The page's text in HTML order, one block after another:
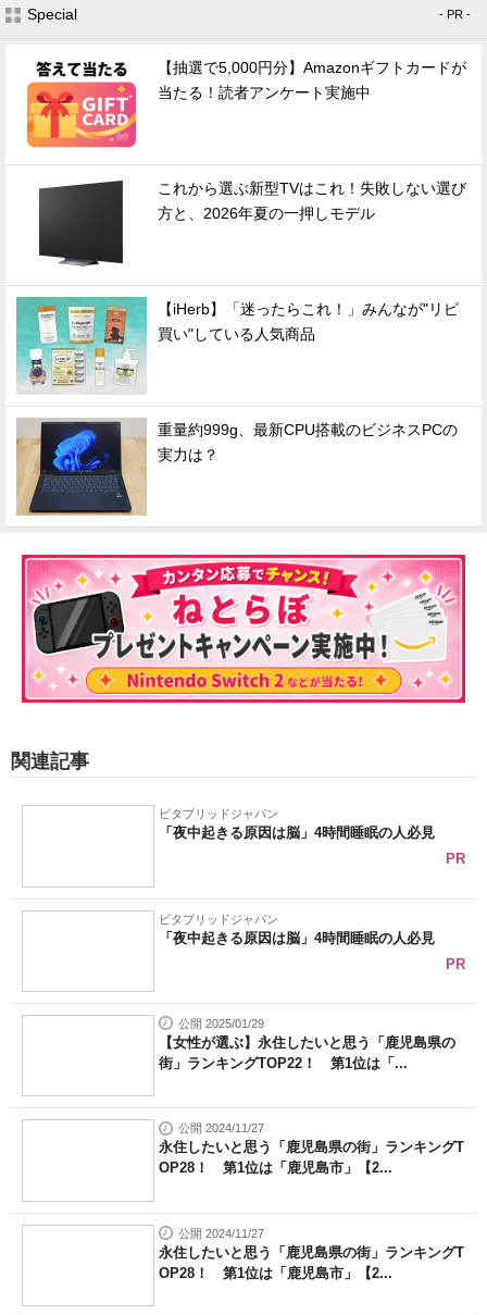
Special - PR -
【抽選で5,000円分】Amazonギフトカードが
当たる！読者アンケート実施中
これから選ぶ新型TVはこれ！失敗しない選び
方と、2026年夏の一押しモデル
【iHerb】「迷ったらこれ！」みんなが"リピ
買い"している人気商品
重量約999g、最新CPU搭載のビジネスPCの
実力は？
関連記事
ビタブリッドジャパン
「夜中起きる原因は脳」4時間睡眠の人必見
PR
ビタブリッドジャパン
「夜中起きる原因は脳」4時間睡眠の人必見
PR
公開 2025/01/29
【女性が選ぶ】永住したいと思う「鹿児島県の
街」ランキングTOP22！ 第1位は「...
公開 2024/11/27
永住したいと思う「鹿児島県の街」ランキングT
OP28！ 第1位は「鹿児島市」【2...
公開 2024/11/27
永住したいと思う「鹿児島県の街」ランキングT
OP28！ 第1位は「鹿児島市」【2...